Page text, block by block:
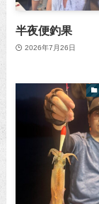
半夜便釣果
2026年7月26日